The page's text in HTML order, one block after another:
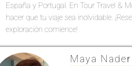
España y Portugal. En Tour Travel &
hacer que tu viaje sea inolvidable.
exploración comience!
Maya